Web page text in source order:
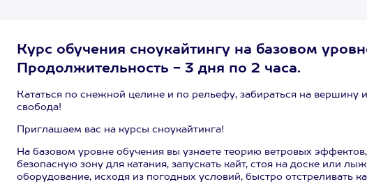
Курс обучения сноукайтингу на базовом
Продолжительность - 3 дня по 2 часа.
Кататься по снежной целине и по рельефу, забираться на вершину
свобода!
Приглашаем вас на курсы сноукайтинга!
На базовом уровне обучения вы узнаете теорию ветровых
безопасную зону для катания, запускать кайт, стоя на доске или
оборудование, исходя из погодных условий, быстро отстреливать